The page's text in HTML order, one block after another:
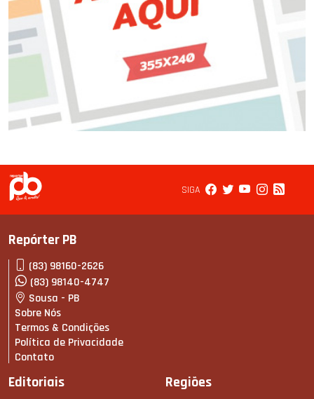
SIGA
Repórter PB
(83) 98160-2626
(83) 98140-4747
Sousa - PB
Sobre Nós
Termos & Condições
Política de Privacidade
Contato
Editoriais Regiões